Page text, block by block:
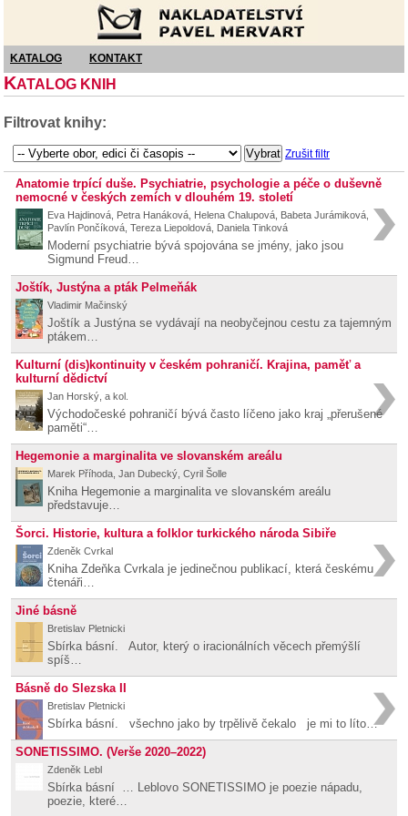
KATALOG KONTAKT
KATALOG KNIH
Filtrovat knihy:
Zrušit filtr
Anatomie trpící duše. Psychiatrie, psychologie a péče o duševně
nemocné v českých zemích v dlouhém 19. století
Eva Hajdinová, Petra Hanáková, Helena Chalupová, Babeta Jurámiková,
Pavlín Pončíková, Tereza Liepoldová, Daniela Tinková
Moderní psychiatrie bývá spojována se jmény, jako jsou
Sigmund Freud…
Joštík, Justýna a pták Pelmeňák
Vladimir Mačinský
Joštík a Justýna se vydávají na neobyčejnou cestu za tajemným
ptákem…
Kulturní (dis)kontinuity v českém pohraničí. Krajina, paměť a
kulturní dědictví
Jan Horský, a kol.
Východočeské pohraničí bývá často líčeno jako kraj „přerušené
paměti“…
Hegemonie a marginalita ve slovanském areálu
Marek Příhoda, Jan Dubecký, Cyril Šolle
Kniha Hegemonie a marginalita ve slovanském areálu
představuje…
Šorci. Historie, kultura a folklor turkického národa Sibiře
Zdeněk Cvrkal
Kniha Zdeňka Cvrkala je jedinečnou publikací, která českému
čtenáři…
Jiné básně
Bretislav Pletnicki
Sbírka básní. Autor, který o iracionálních věcech přemýšlí
spíš…
Básně do Slezska II
Bretislav Pletnicki
Sbírka básní. všechno jako by trpělivě čekalo je mi to líto…
SONETISSIMO. (Verše 2020–2022)
Zdeněk Lebl
Sbírka básní … Leblovo SONETISSIMO je poezie nápadu,
poezie, které…